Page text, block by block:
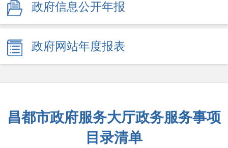
政府信息公开年报
政府网站年度报表
昌都市政府服务大厅政务服务事项
目录清单